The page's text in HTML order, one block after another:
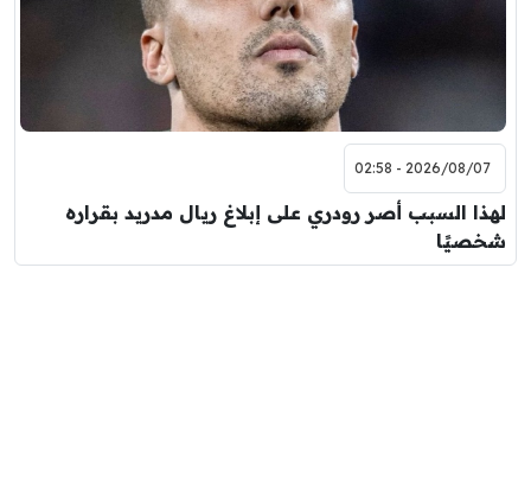
2026/08/07 - 02:58
لهذا السبب أصر رودري على إبلاغ ريال مدريد بقراره
شخصيًا